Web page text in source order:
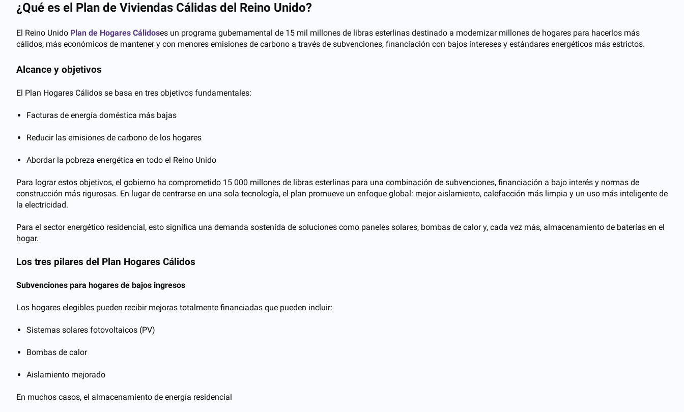
¿Qué es el Plan de Viviendas Cálidas del Reino Unido?
El Reino Unido Plan de Hogares Cálidoses un programa gubernamental de 15 mil millones de libras esterlinas destinado a modernizar millones de hogares para hacerlos más
cálidos, más económicos de mantener y con menores emisiones de carbono a través de subvenciones, financiación con bajos intereses y estándares energéticos más estrictos.
Alcance y objetivos
El Plan Hogares Cálidos se basa en tres objetivos fundamentales:
Facturas de energía doméstica más bajas
Reducir las emisiones de carbono de los hogares
Abordar la pobreza energética en todo el Reino Unido
Para lograr estos objetivos, el gobierno ha comprometido 15 000 millones de libras esterlinas para una combinación de subvenciones, financiación a bajo interés y normas de
construcción más rigurosas. En lugar de centrarse en una sola tecnología, el plan promueve un enfoque global: mejor aislamiento, calefacción más limpia y un uso más inteligente de
la electricidad.
Para el sector energético residencial, esto significa una demanda sostenida de soluciones como paneles solares, bombas de calor y, cada vez más, almacenamiento de baterías en el
hogar.
Los tres pilares del Plan Hogares Cálidos
Subvenciones para hogares de bajos ingresos
Los hogares elegibles pueden recibir mejoras totalmente financiadas que pueden incluir:
Sistemas solares fotovoltaicos (PV)
Bombas de calor
Aislamiento mejorado
En muchos casos, el almacenamiento de energía residencial